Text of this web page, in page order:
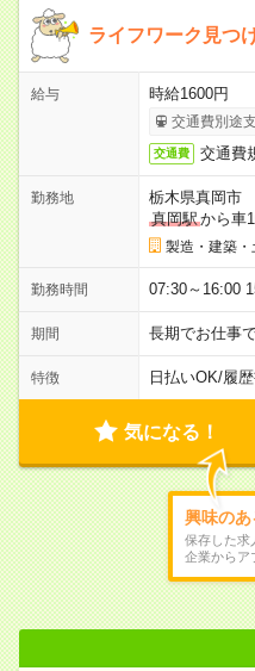
ライフワーク見つ
給与 時給1600円
交通費別途
交通費 交通費
勤務地
栃木県真岡市
真岡駅から車
製造・建築
勤務時間 07:30～16:00
期間 長期でお仕事
特徴 日払いOK/履
気になる！
興味のあ
保存した求
企業からア